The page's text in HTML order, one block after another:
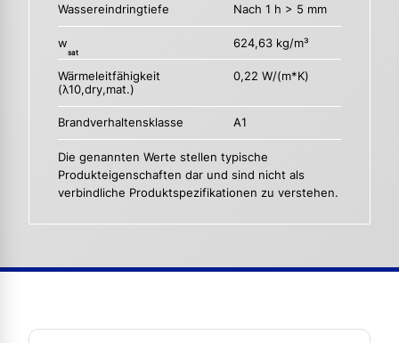
Wassereindringtiefe Nach 1 h > 5 mm
w
sat
624,63 kg/m³
Wärmeleitfähigkeit
(λ10,dry,mat.)
0,22 W/(m*K)
Brandverhaltensklasse A1
Die genannten Werte stellen typische
Produkteigenschaften dar und sind nicht als
verbindliche Produktspezifikationen zu verstehen.